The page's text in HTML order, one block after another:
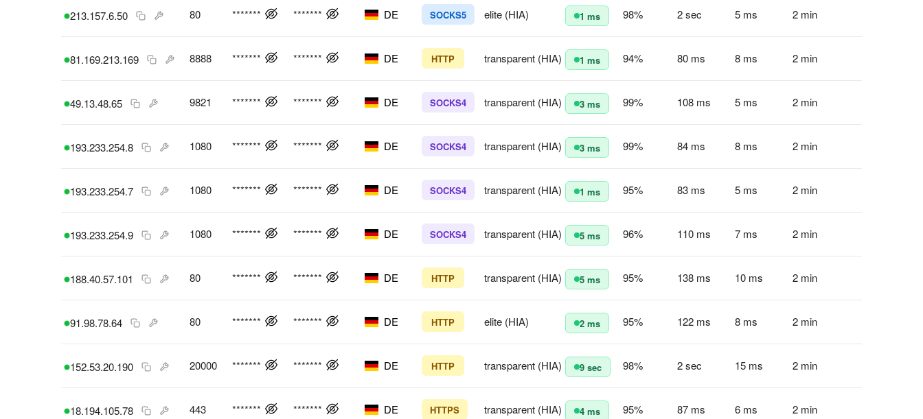
213.157.6.50 80 ******* ******* DE SOCKS5 elite (HIA) 1 ms 98% 2 sec 5 ms 2 min
81.169.213.169 8888 ******* ******* DE HTTP transparent (HIA) 1 ms 94% 80 ms 8 ms 2 min
49.13.48.65 9821 ******* ******* DE SOCKS4 transparent (HIA) 3 ms 99% 108 ms 5 ms 2 min
193.233.254.8 1080 ******* ******* DE SOCKS4 transparent (HIA) 3 ms 99% 84 ms 8 ms 2 min
193.233.254.7 1080 ******* ******* DE SOCKS4 transparent (HIA) 1 ms 95% 83 ms 5 ms 2 min
193.233.254.9 1080 ******* ******* DE SOCKS4 transparent (HIA) 5 ms 96% 110 ms 7 ms 2 min
188.40.57.101 80 ******* ******* DE HTTP transparent (HIA) 5 ms 95% 138 ms 10 ms 2 min
91.98.78.64 80 ******* ******* DE HTTP elite (HIA) 2 ms 95% 122 ms 8 ms 2 min
152.53.20.190 20000 ******* ******* DE HTTP transparent (HIA) 9 sec 98% 2 sec 15 ms 2 min
18.194.105.78 443 ******* ******* DE HTTPS transparent (HIA) 4 ms 95% 87 ms 6 ms 2 min